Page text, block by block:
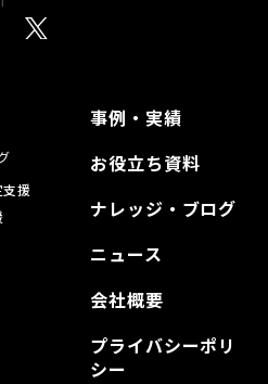
援
事例・実績
お役立ち資料
ナレッジ・ブログ
ニュース
会社概要
プライバシーポリ
シー